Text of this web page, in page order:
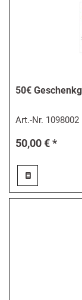
50€
Art.-Nr. 1098002
50,00 € *